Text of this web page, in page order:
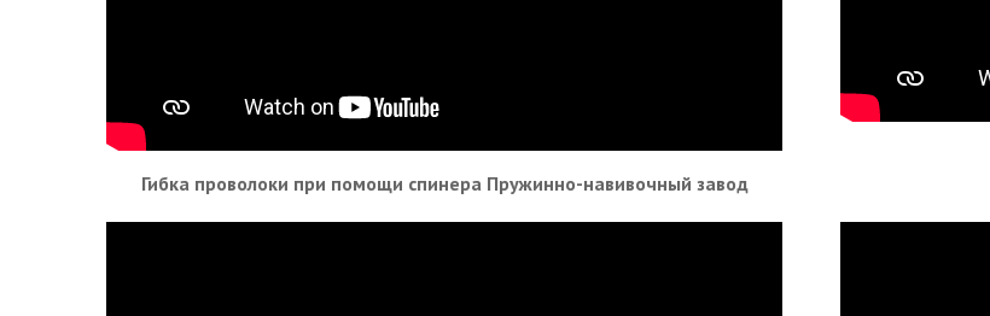
Гибка проволоки при помощи спинера Пружинно-навивочный завод